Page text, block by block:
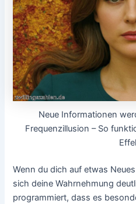
Neue Informationen
Frequenzillusion – So
Wenn du dich auf etwas
sich deine Wahrnehmung
programmiert, dass es